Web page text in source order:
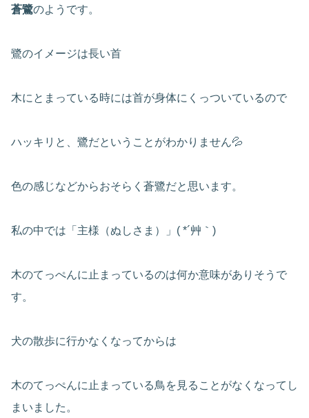
蒼鷺のようです。
鷺のイメージは長い首
木にとまっている時には首が身体にくっついているので
ハッキリと、鷺だということがわかりません💦
色の感じなどからおそらく蒼鷺だと思います。
私の中では「主様（ぬしさま）」( *´艸｀)
木のてっぺんに止まっているのは何か意味がありそうで
す。
犬の散歩に行かなくなってからは
木のてっぺんに止まっている鳥を見ることがなくなってし
まいました。